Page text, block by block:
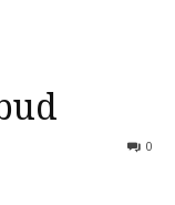
0